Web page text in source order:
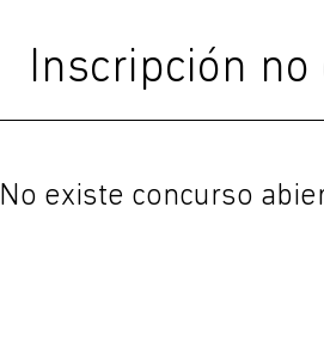
Inscripción
No existe concurso